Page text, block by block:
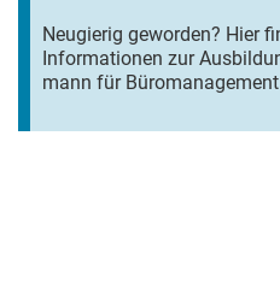
Neugierig geworden? Hier
Informationen zur
mann für